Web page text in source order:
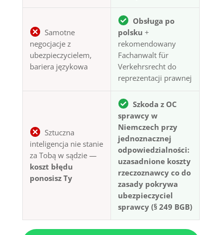
Samotne
negocjacje z
ubezpieczycielem,
bariera językowa
Obsługa po
polsku +
rekomendowany
Fachanwalt für
Verkehrsrecht do
reprezentacji prawnej
Sztuczna
inteligencja nie stanie
za Tobą w sądzie —
koszt błędu
ponosisz Ty
Szkoda z OC
sprawcy w
Niemczech przy
jednoznacznej
odpowiedzialności:
uzasadnione koszty
rzeczoznawcy co do
zasady pokrywa
ubezpieczyciel
sprawcy (§ 249 BGB)